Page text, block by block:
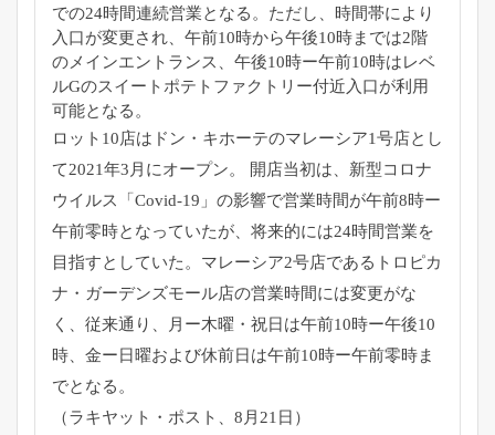
での24時間連続営業となる。ただし、 時間帯により
入口が変更され、 午前10時から午後10時までは2階
のメインエントランス、 午後10時ー午前10時はレベ
ルGのスイートポテトファクトリー付近入口が利用
可能となる。
ロット10店はドン・ キホーテのマレーシア1号店とし
て2021年3月にオープン。 開店当初は、新型コロナ
ウイルス「Covid-19」 の影響で営業時間が午前8時ー
午前零時となっていたが、 将来的には24時間営業を
目指すとしていた。 マレーシア2号店であるトロピカ
ナ・ ガーデンズモール店の営業時間には変更がな
く、従来通り、
月ー木曜・祝日は午前10時ー午後10
時、 金ー日曜および休前日は午前10時ー午前零時ま
でとなる。
（ラキヤット・ポスト、8月21日）